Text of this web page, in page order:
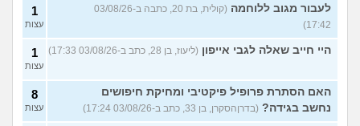
לעבור מגוב ללוחמה
(קולית, בת 20, כתבה ב-03/08/26
17:42)
1
עצות
היי חייב שאלה לגבי אייפון (ליעוז, בן 28, כתב ב-03/08/26 17:33) 1
עצות
האם הסתרת פרופיל פיקטיבי ומחיקת חיפושים
נחשב בגידה? (בדרןהסקרן, בן 33, כתב ב-03/08/26 17:24)
8
עצות